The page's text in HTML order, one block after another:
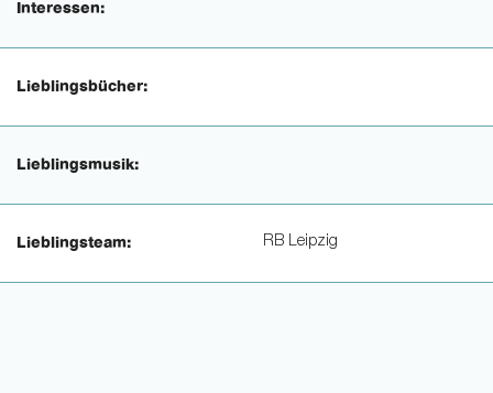
Interessen:
Lieblingsbücher:
Lieblingsmusik:
Lieblingsteam: RB Leipzig